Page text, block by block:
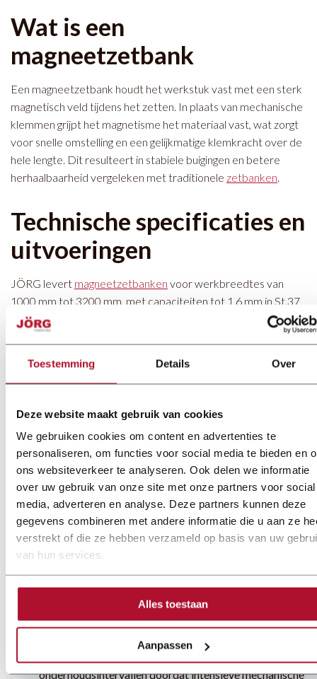
Toestemming Details Over
Deze website maakt gebruik van cookies
We gebruiken cookies om content en advertenties te
personaliseren, om functies voor social media te bieden en
ons websiteverkeer te analyseren. Ook delen we informatie
over uw gebruik van onze site met onze partners voor social
media, adverteren en analyse. Deze partners kunnen deze
gegevens combineren met andere informatie die u aan ze
verstrekt of die ze hebben verzameld op basis van uw
van hun services.
Alles toestaan
Aanpassen
Wat is een
magneetzetbank
Een magneetzetbank houdt het werkstuk vast met een sterk
magnetisch veld tijdens het zetten. In plaats van mechanische
klemmen grijpt het magnetisme het materiaal vast, wat zorgt
voor snelle omstelling en een gelijkmatige klemkracht over de
hele lengte. Dit resulteert in stabiele buigingen en betere
herhaalbaarheid vergeleken met traditionele zetbanken
Technische specificaties en
uitvoeringen
JÖRG levert magneetzetbanken voor werkbreedtes van
1000 mm tot 3200 mm, met capaciteiten tot 1,6 mm in St.37
staal. De machines zijn geschikt voor staal, RVS, aluminium,
koper en lood. Standaard kiezen klanten uit verschillende
sleuven en gedeelde klembalken. Voor speciale toepassingen
leveren we machines op maat in lengte, magnetische kracht
Voordelen ten opzichte
van een traditionele
zetbank
Magneetzetbanken bieden duidelijke voordelen voor
productieomgevingen:
Snelle omstelling dankzij eenvoudig verwisselbare
klembalken en instelbare klemkracht.
Gelijke druk over de buiglijn voor scherpe en
nauwkeurige hoeken.
kokerprofielen en bakken met hoge randen te zetten.
Mindermechanischonderhoud en langere
onderhoudsintervallen doordat intensieve mechanische